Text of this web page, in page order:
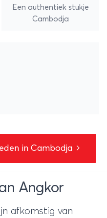
Een authentiek stukje
Cambodja
in Cambodja
Angkor
afkomstig van